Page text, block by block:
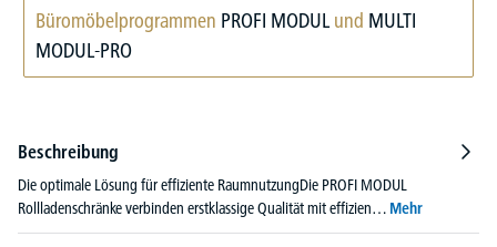
Büromöbelprogrammen PROFI MODULund MULTI
MODUL-PRO
Beschreibung
Die optimale Lösung für effiziente RaumnutzungDie PROFI MODUL
Rollladenschränke verbinden erstklassige Qualität mit effizien… Mehr